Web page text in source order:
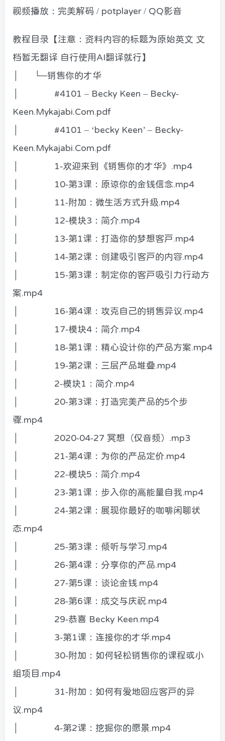
视频播放：完美解码 / potplayer / QQ影音
教程目录【注意：资料内容的标题为原始英文 文
档暂无翻译 自行使用AI翻译就行】
│ └─销售你的才华
│ #4101 – Becky Keen – Becky-
Keen.Mykajabi.Com.pdf
│ #4101 – ‘becky Keen’ – Becky-
Keen.Mykajabi.Com.pdf
│ 1-欢迎来到《销售你的才华》.mp4
│ 10-第3课：原谅你的金钱信念.mp4
│ 11-附加：微生活方式升级.mp4
│ 12-模块3：简介.mp4
│ 13-第1课：打造你的梦想客户.mp4
│ 14-第2课：创建吸引客户的内容.mp4
│ 15-第3课：制定你的客户吸引力行动方
案.mp4
│ 16-第4课：攻克自己的销售异议.mp4
│ 17-模块4：简介.mp4
│ 18-第1课：精心设计你的产品方案.mp4
│ 19-第2课：三层产品堆叠.mp4
│ 2-模块1：简介.mp4
│ 20-第3课：打造完美产品的5个步
骤.mp4
│ 2020-04-27 冥想（仅音频）.mp3
│ 21-第4课：为你的产品定价.mp4
│ 22-模块5：简介.mp4
│ 23-第1课：步入你的高能量自我.mp4
│ 24-第2课：展现你最好的咖啡闲聊状
态.mp4
│ 25-第3课：倾听与学习.mp4
│ 26-第4课：分享你的产品.mp4
│ 27-第5课：谈论金钱.mp4
│ 28-第6课：成交与庆祝.mp4
│ 29-恭喜 Becky Keen.mp4
│ 3-第1课：连接你的才华.mp4
│ 30-附加：如何轻松销售你的课程或小
组项目.mp4
│ 31-附加：如何有爱地回应客户的异
议.mp4
│ 4-第2课：挖掘你的愿景.mp4